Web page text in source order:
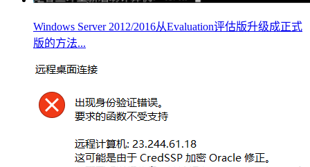
Windows Server 2012/2016从Evaluation评估版升级成正式
版的方法...